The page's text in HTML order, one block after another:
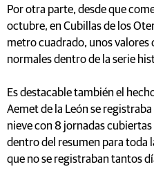
Por otra parte, desde que
octubre, en Cubillas de los
metro cuadrado, unos valores
normales dentro de la serie
Es destacable también el
Aemet de la León se
nieve con 8 jornadas
dentro del resumen para toda
que no se registraban tantos